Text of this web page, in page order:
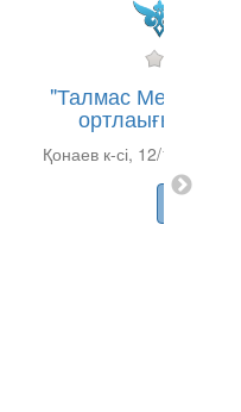
"Талмас Медикус"
ортлаығы
Қонаев к-сі, 12/1,